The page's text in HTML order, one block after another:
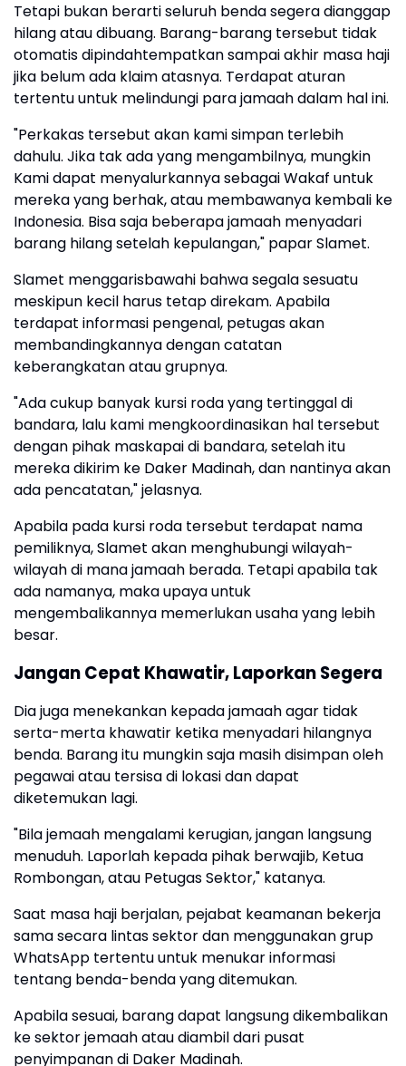
Tetapi bukan berarti seluruh benda segera dianggap
hilang atau dibuang. Barang-barang tersebut tidak
otomatis dipindahtempatkan sampai akhir masa haji
jika belum ada klaim atasnya. Terdapat aturan
tertentu untuk melindungi para jamaah dalam hal ini.
"Perkakas tersebut akan kami simpan terlebih
dahulu. Jika tak ada yang mengambilnya, mungkin
Kami dapat menyalurkannya sebagai Wakaf untuk
mereka yang berhak, atau membawanya kembali ke
Indonesia. Bisa saja beberapa jamaah menyadari
barang hilang setelah kepulangan," papar Slamet.
Slamet menggarisbawahi bahwa segala sesuatu
meskipun kecil harus tetap direkam. Apabila
terdapat informasi pengenal, petugas akan
membandingkannya dengan catatan
keberangkatan atau grupnya.
"Ada cukup banyak kursi roda yang tertinggal di
bandara, lalu kami mengkoordinasikan hal tersebut
dengan pihak maskapai di bandara, setelah itu
mereka dikirim ke Daker Madinah, dan nantinya akan
ada pencatatan," jelasnya.
Apabila pada kursi roda tersebut terdapat nama
pemiliknya, Slamet akan menghubungi wilayah-
wilayah di mana jamaah berada. Tetapi apabila tak
ada namanya, maka upaya untuk
mengembalikannya memerlukan usaha yang lebih
besar.
Jangan Cepat Khawatir, Laporkan Segera
Dia juga menekankan kepada jamaah agar tidak
serta-merta khawatir ketika menyadari hilangnya
benda. Barang itu mungkin saja masih disimpan oleh
pegawai atau tersisa di lokasi dan dapat
diketemukan lagi.
"Bila jemaah mengalami kerugian, jangan langsung
menuduh. Laporlah kepada pihak berwajib, Ketua
Rombongan, atau Petugas Sektor," katanya.
Saat masa haji berjalan, pejabat keamanan bekerja
sama secara lintas sektor dan menggunakan grup
WhatsApp tertentu untuk menukar informasi
tentang benda-benda yang ditemukan.
Apabila sesuai, barang dapat langsung dikembalikan
ke sektor jemaah atau diambil dari pusat
penyimpanan di Daker Madinah.